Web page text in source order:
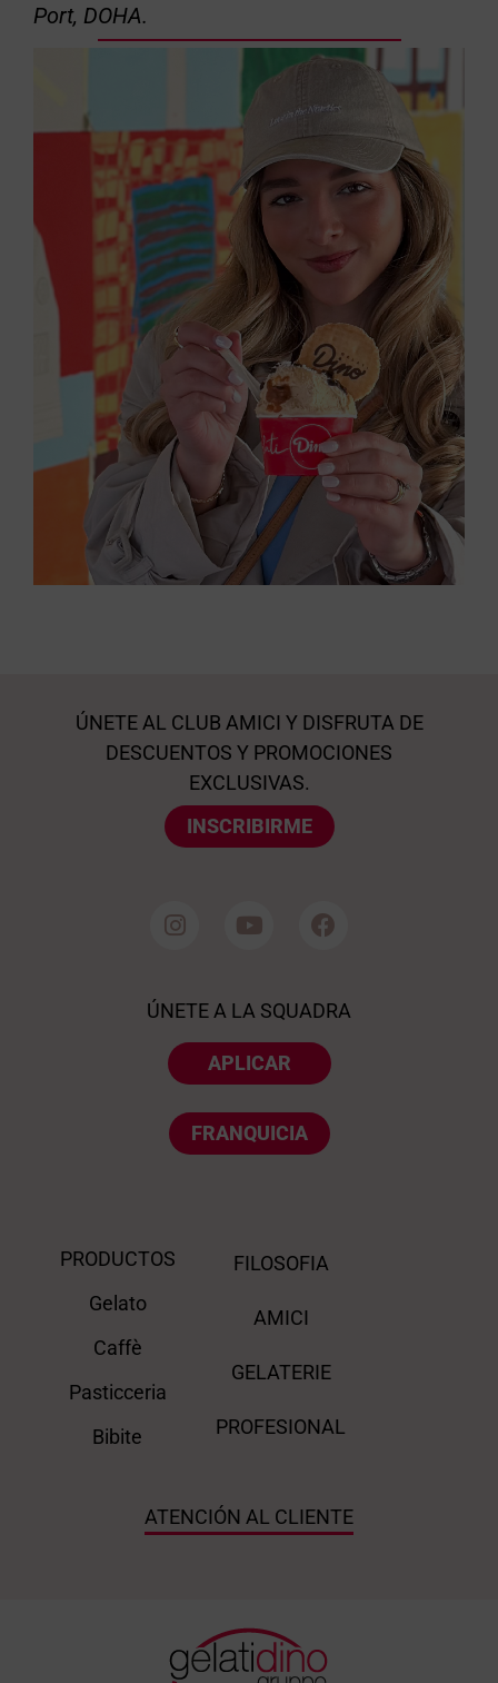
Port, DOHA.
ÚNETE AL CLUB AMICI Y DISFRUTA DE
DESCUENTOS Y PROMOCIONES
EXCLUSIVAS.
INSCRIBIRME
ÚNETE A LA SQUADRA
APLICAR
FRANQUICIA
PRODUCTOS
Gelato
Caffè
Pasticceria
Bibite
FILOSOFIA
AMICI
GELATERIE
PROFESIONAL
ATENCIÓN AL CLIENTE